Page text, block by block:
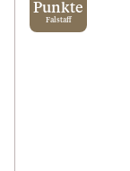
Punkte
Falstaff